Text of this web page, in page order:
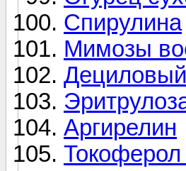
Спирулина
Мимозы
Аргирелин